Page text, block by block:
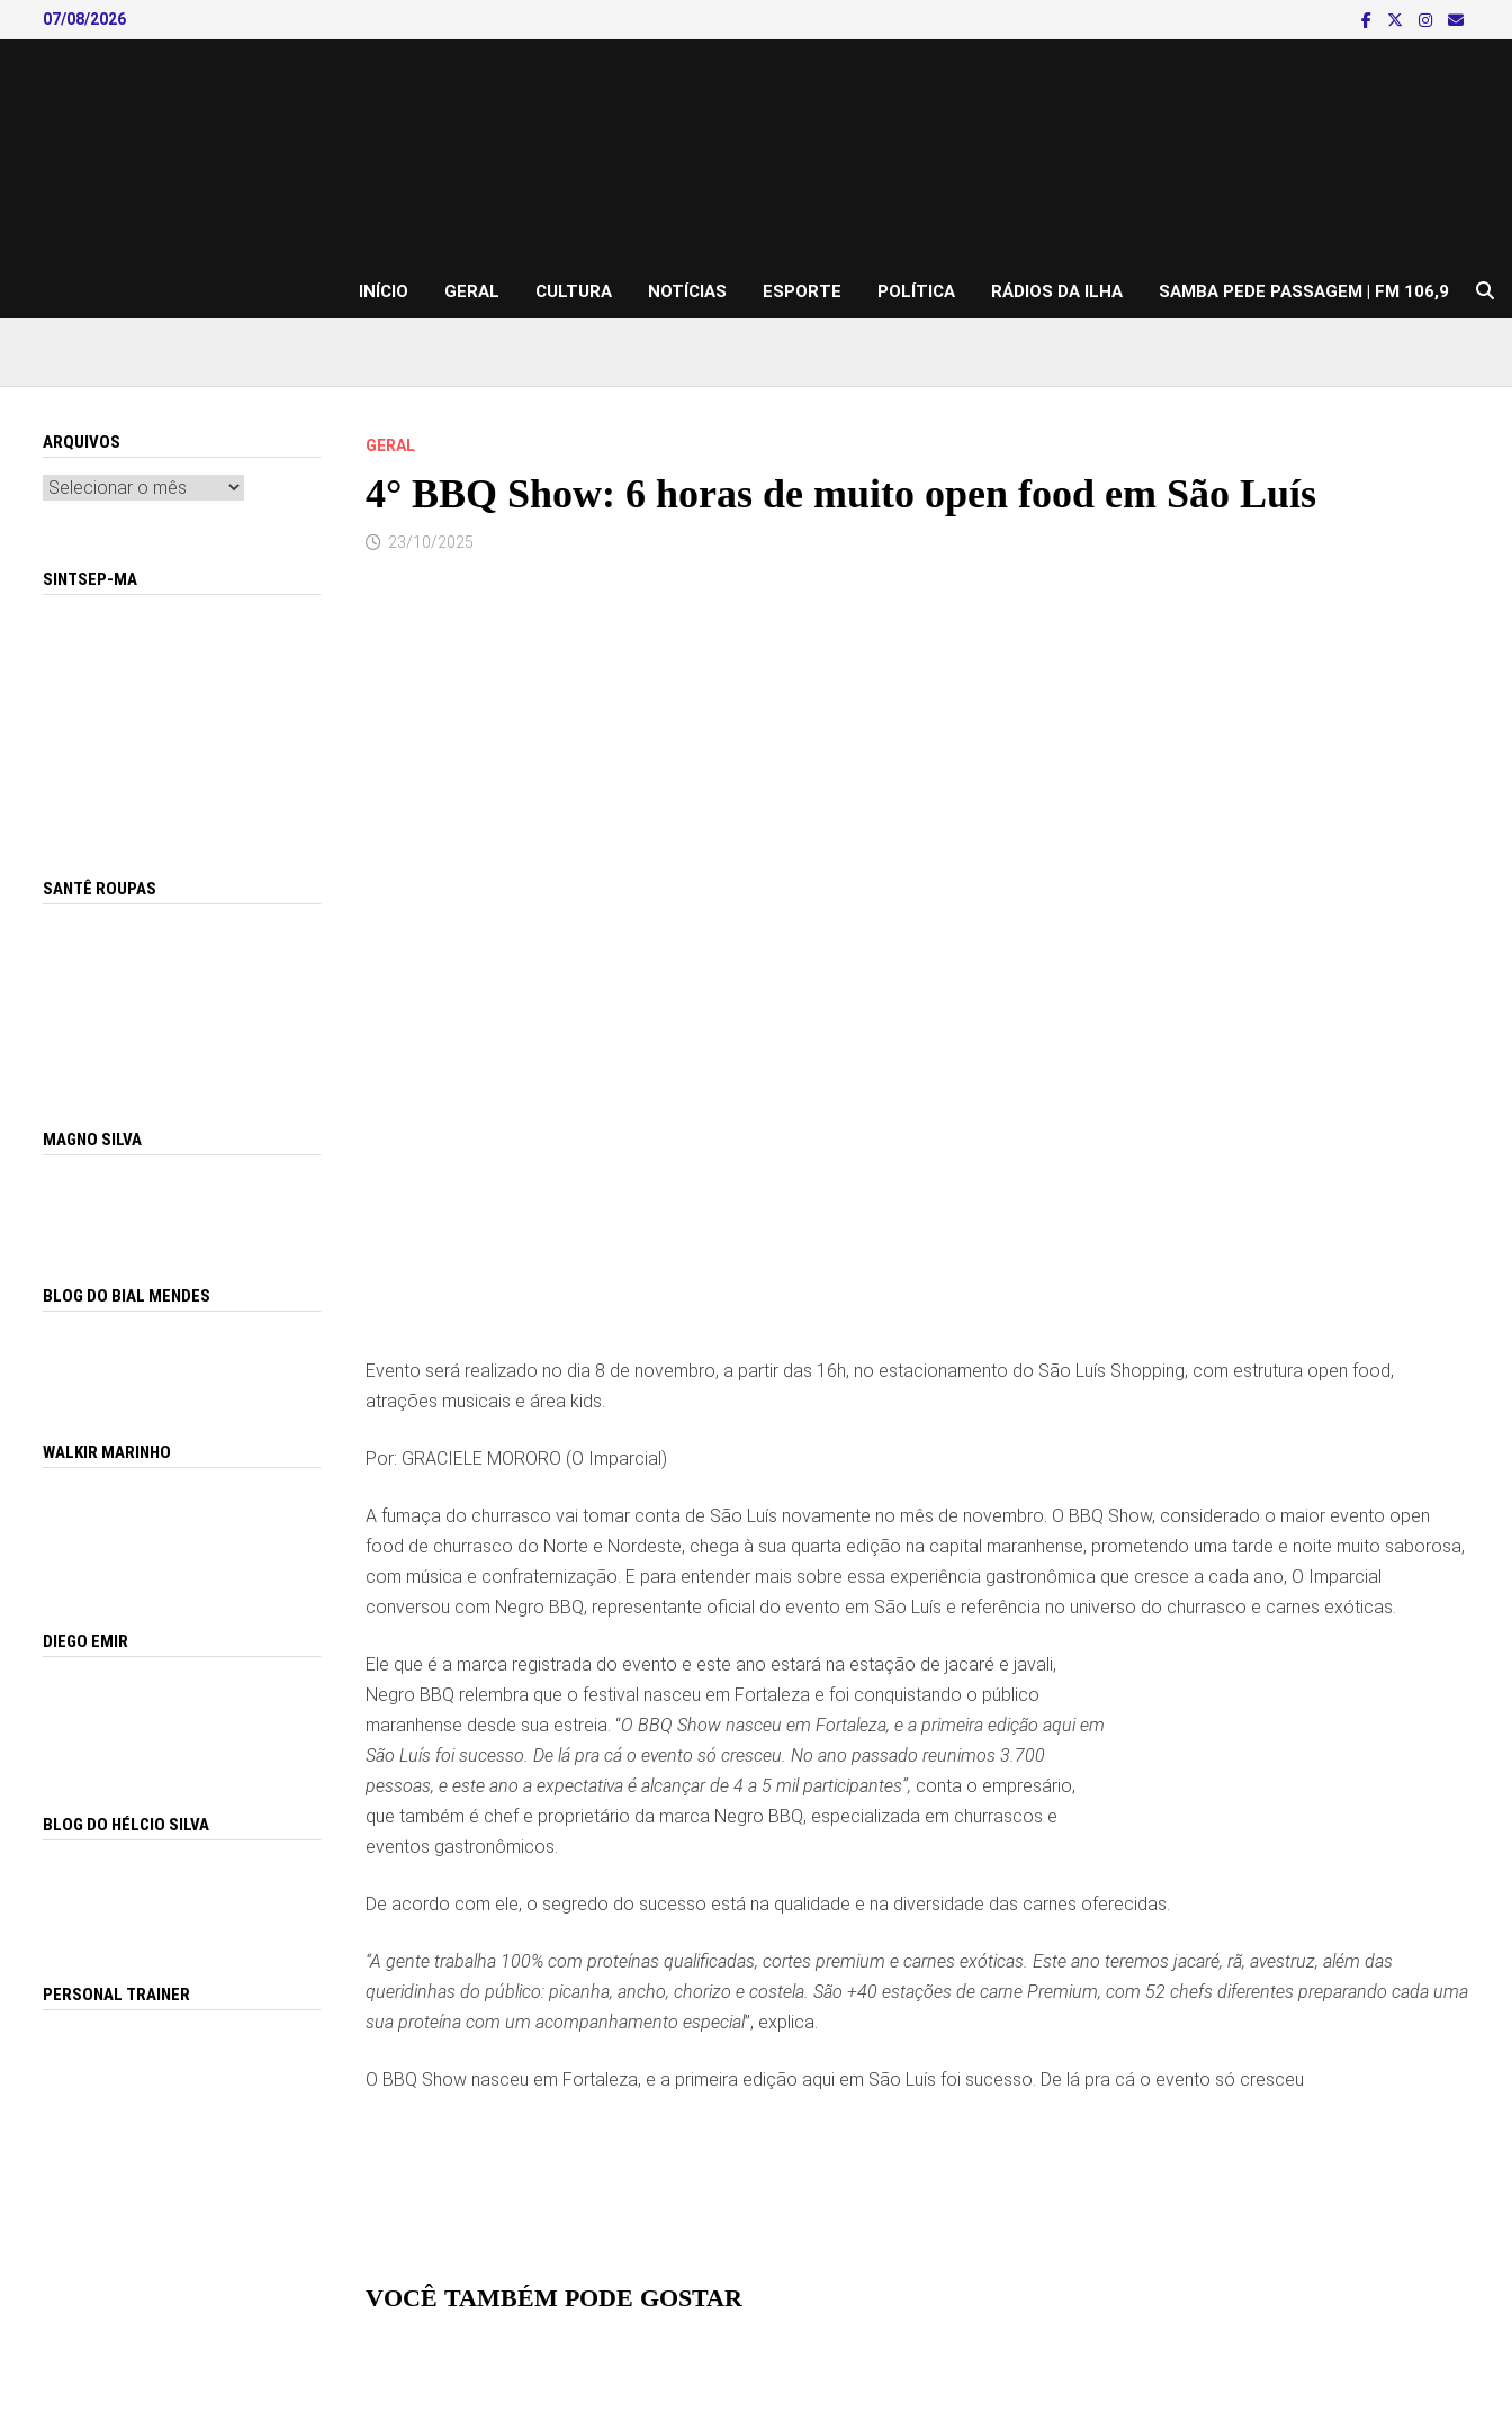
to
07/08/2026
INÍCIO GERAL CULTURA NOTÍCIAS ESPORTE POLÍTICA RÁDIOS DA ILHA SAMBA PEDE PASSAGEM | FM 106,9
GERAL
4° BBQ Show: 6 horas de muito open food em São Luís
23/10/2025
Evento será realizado no dia 8 de novembro, a partir das 16h, no estacionamento do São Luís Shopping, com estrutura open food,
atrações musicais e área kids.
Por: GRACIELE MORORO (O Imparcial)
A fumaça do churrasco vai tomar conta de São Luís novamente no mês de novembro. O BBQ Show, considerado o maior evento open
food de churrasco do Norte e Nordeste, chega à sua quarta edição na capital maranhense, prometendo uma tarde e noite muito saborosa,
com música e confraternização. E para entender mais sobre essa experiência gastronômica que cresce a cada ano, O Imparcial
conversou com Negro BBQ, representante oficial do evento em São Luís e referência no universo do churrasco e carnes exóticas.
Ele que é a marca registrada do evento e este ano estará na estação de jacaré e javali,
Negro BBQ relembra que o festival nasceu em Fortaleza e foi conquistando o público
maranhense desde sua estreia. “O BBQ Show nasceu em Fortaleza, e a primeira edição aqui em
São Luís foi sucesso. De lá pra cá o evento só cresceu. No ano passado reunimos 3.700
pessoas, e este ano a expectativa é alcançar de 4 a 5 mil participantes”, conta o empresário,
que também é chef e proprietário da marca Negro BBQ, especializada em churrascos e
eventos gastronômicos.
De acordo com ele, o segredo do sucesso está na qualidade e na diversidade das carnes oferecidas.
“A gente trabalha 100% com proteínas qualificadas, cortes premium e carnes exóticas. Este ano teremos jacaré, rã, avestruz, além das
queridinhas do público: picanha, ancho, chorizo e costela. São +40 estações de carne Premium, com 52 chefs diferentes preparando cada uma
sua proteína com um acompanhamento especial”, explica.
O BBQ Show nasceu em Fortaleza, e a primeira edição aqui em São Luís foi sucesso. De lá pra cá o evento só cresceu
VOCÊ TAMBÉM PODE GOSTAR
ARQUIVOS
Arquivos
SINTSEP-MA
SANTÊ ROUPAS
MAGNO SILVA
BLOG DO BIAL MENDES
WALKIR MARINHO
DIEGO EMIR
BLOG DO HÉLCIO SILVA
PERSONAL TRAINER